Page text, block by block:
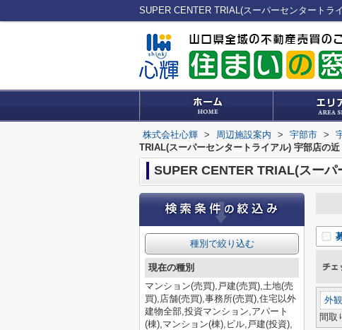
株式会社心輝 > 周辺施設案内 > 宇部市 >
TRIAL(スーパーセンタートライアル) 宇部店の
SUPER CENTER TRIAL(スー
外観
間取
種別で絞り込む
現在の種別
マンション(売買),戸建(売買),土地(売
買),店舗(売買),事務所(売買),住宅以外
建物全部,投資マンション,アパート
(棟),マンション(棟),ビル,戸建(投資),